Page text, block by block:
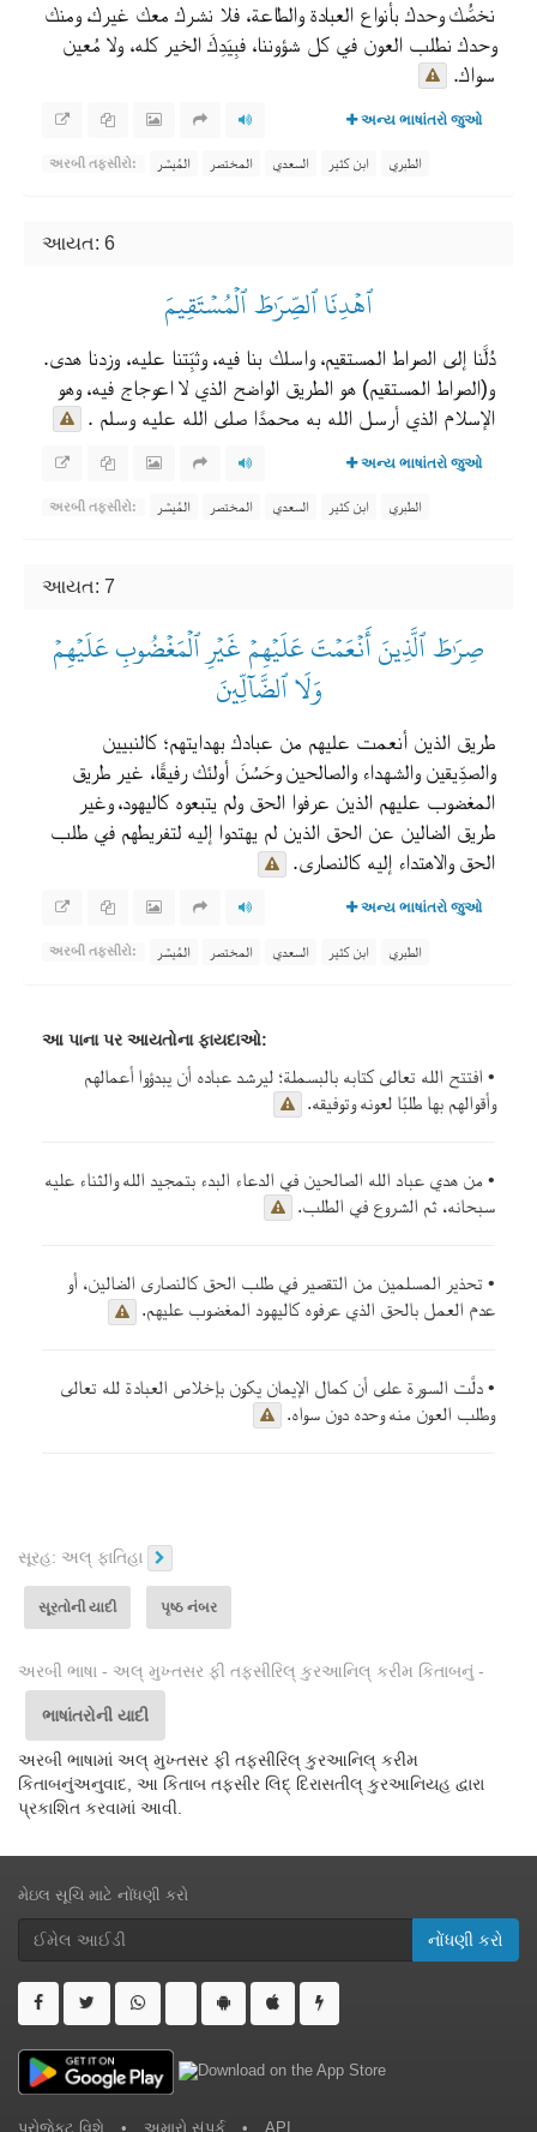
نخصُّك وحدك بأنواع العبادة والطاعة، فلا نشرك معك غيرك، ومنك
وحدك نطلب العون في كل شؤوننا، فبِيَدِكَ الخير كله، ولا مُعين
سواك.
અન્ય ભાષાંતરો જુઓ
અરબી તફસીરો: المُيسَّر المختصر السعدي ابن كثير الطبري
આયત: 6
ٱهۡدِنَا ٱلصِّرَٰطَ ٱلۡمُسۡتَقِيمَ
دُلَّنا إلى الصراط المستقيم، واسلك بنا فيه، وثبِّتنا عليه، وزدنا هدى.
و(الصراط المستقيم) هو الطريق الواضح الذي لا اعوجاج فيه، وهو
الإسلام الذي أرسل الله به محمدًا صلى الله عليه وسلم .
અન્ય ભાષાંતરો જુઓ
અરબી તફસીરો: المُيسَّر المختصر السعدي ابن كثير الطبري
આયત: 7
صِرَٰطَ ٱلَّذِينَ أَنۡعَمۡتَ عَلَيۡهِمۡ غَيۡرِ ٱلۡمَغۡضُوبِ عَلَيۡهِمۡ
وَلَا ٱلضَّآلِّينَ
طريق الذين أنعمت عليهم من عبادك بهدايتهم؛ كالنبيين
والصدِّيقين والشهداء والصالحين وحَسُنَ أولئك رفيقًا، غير طريق
المغضوب عليهم الذين عرفوا الحق ولم يتبعوه كاليهود، وغير
طريق الضالين عن الحق الذين لم يهتدوا إليه لتفريطهم في طلب
الحق والاهتداء إليه كالنصارى.
અન્ય ભાષાંતરો જુઓ
અરબી તફસીરો: المُيسَّر المختصر السعدي ابن كثير الطبري
આ પાના પર આયતોના ફાયદાઓ:
• افتتح الله تعالى كتابه بالبسملة؛ ليرشد عباده أن يبدؤوا أعمالهم
وأقوالهم بها طلبًا لعونه وتوفيقه.
• من هدي عباد الله الصالحين في الدعاء البدء بتمجيد الله والثناء عليه
سبحانه، ثم الشروع في الطلب.
• تحذير المسلمين من التقصير في طلب الحق كالنصارى الضالين، أو
عدم العمل بالحق الذي عرفوه كاليهود المغضوب عليهم.
• دلَّت السورة على أن كمال الإيمان يكون بإخلاص العبادة لله تعالى
وطلب العون منه وحده دون سواه.
સૂરહ: અલ્ ફાતિહા
સૂરતોની યાદી પૃષ્ઠ નંબર
અરબી ભાષા - અલ્ મુખ્તસર ફી તફસીરિલ્ કુરઆનિલ્ કરીમ કિતાબનું -
ભાષાંતરોની યાદી
અરબી ભાષામાં અલ્ મુખ્તસર ફી તફસીરિલ્ કુરઆનિલ્ કરીમ
કિતાબનુંઅનુવાદ, આ કિતાબ તફસીર લિદ્ દિરાસતીલ્ કુરઆનિયહ દ્વારા
પ્રકાશિત કરવામાં આવી.
મેઇલ સૂચિ માટે નોંધણી કરો
નોંધણી કરો
પ્રોજેકટ વિશે • અમારો સંપર્ક • API